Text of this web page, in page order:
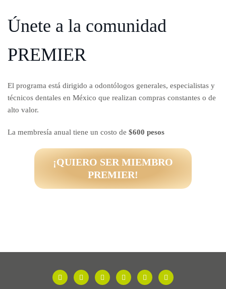
Únete a la comunidad
PREMIER
El programa está dirigido a odontólogos generales, especialistas y
técnicos dentales en México que realizan compras constantes o de
alto valor.
La membresía anual tiene un costo de $600 pesos
¡QUIERO SER MIEMBRO
PREMIER!